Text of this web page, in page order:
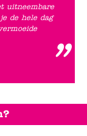
uitneembare
de hele dag